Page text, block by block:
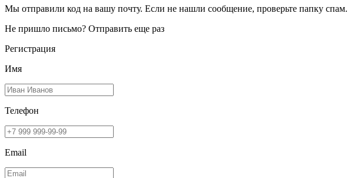
Мы отправили код на вашу почту. Если не нашли сообщение, проверьте папку спам.
Не пришло письмо? Отправить еще раз
Регистрация
Имя
Телефон
Email